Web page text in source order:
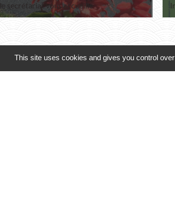
le secrétariat vous accueille
This site uses cookies and gives you control